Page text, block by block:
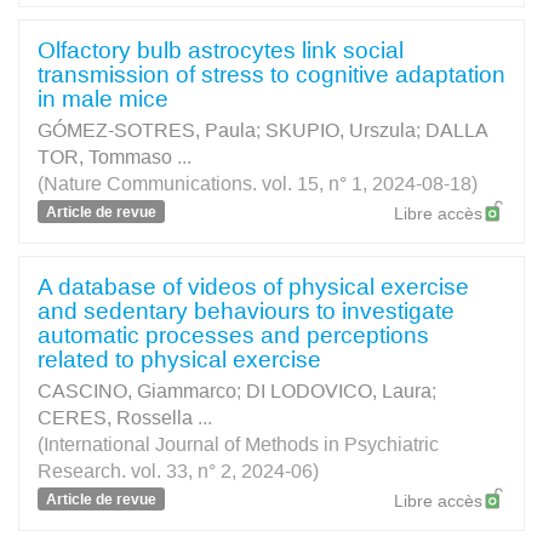
Olfactory bulb astrocytes link social
transmission of stress to cognitive adaptation
in male mice
GÓMEZ-SOTRES, Paula; SKUPIO, Urszula; DALLA
TOR, Tommaso ...
(Nature Communications. vol. 15, n° 1, 2024-08-18)
Article de revue Libre accès
A database of videos of physical exercise
and sedentary behaviours to investigate
automatic processes and perceptions
related to physical exercise
CASCINO, Giammarco; DI LODOVICO, Laura;
CERES, Rossella ...
(International Journal of Methods in Psychiatric
Research. vol. 33, n° 2, 2024-06)
Article de revue Libre accès